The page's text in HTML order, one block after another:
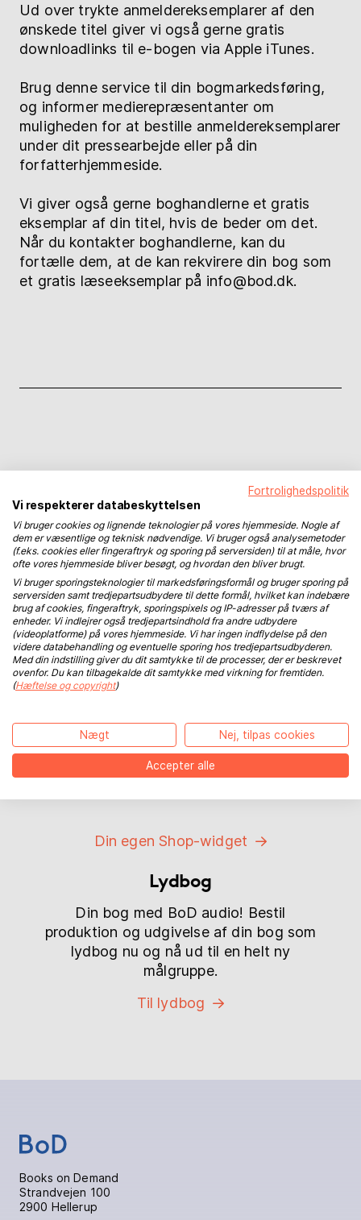
Ud over trykte anmeldereksemplarer af den
ønskede titel giver vi også gerne gratis
downloadlinks til e-bogen via Apple iTunes.
Brug denne service til din bogmarkedsføring,
og informer medierepræsentanter om
muligheden for at bestille anmeldereksemplarer
under dit pressearbejde eller på din
forfatterhjemmeside.
Vi giver også gerne boghandlerne et gratis
eksemplar af din titel, hvis de beder om det.
Når du kontakter boghandlerne, kan du
fortælle dem, at de kan rekvirere din bog som
et gratis læseeksemplar på info@bod.dk.
Flere services til din
bogmarkedsføring
Onlinereklame
Nå ud til læsere, der leder efter din bog.
Gør reklame for din bog og e-bog med
målrettet annoncering med online-
banner.
Din egen Shop-widget
Design et link og led dine læsere direkte
Din egen Shop-widget
Lydbog
Din bog med BoD audio! Bestil
produktion og udgivelse af din bog som
lydbog nu og nå ud til en helt ny
målgruppe.
Til lydbog
Books on Demand
Strandvejen 100
2900 Hellerup
Fortrolighedspolitik
Vi respekterer databeskyttelsen
Vi bruger cookies og lignende teknologier på vores hjemmeside. Nogle af
dem er væsentlige og teknisk nødvendige. Vi bruger også analysemetoder
(f.eks. cookies eller fingeraftryk og sporing på serversiden) til at måle, hvor
ofte vores hjemmeside bliver besøgt, og hvordan den bliver brugt.
Vi bruger sporingsteknologier til markedsføringsformål og bruger sporing på
serversiden samt tredjepartsudbydere til dette formål, hvilket kan indebære
brug af cookies, fingeraftryk, sporingspixels og IP-adresser på tværs af
enheder. Vi indlejrer også tredjepartsindhold fra andre udbydere
(videoplatforme) på vores hjemmeside. Vi har ingen indflydelse på den
videre databehandling og eventuelle sporing hos tredjepartsudbyderen.
Med din indstilling giver du dit samtykke til de processer, der er beskrevet
ovenfor. Du kan tilbagekalde dit samtykke med virkning for fremtiden.
(Hæftelse og copyright)
Nægt Nej, tilpas cookies
Accepter alle